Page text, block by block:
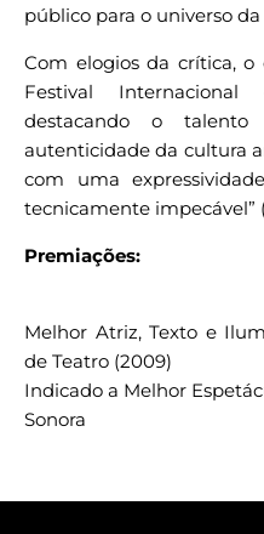
público para o universo
Com elogios da crítica,
Festival
destacando o
autenticidade da cultura
com uma
tecnicamente impecável”
Premiações:
Melhor Atriz, Texto e
de Teatro (2009)
Indicado a Melhor
Sonora